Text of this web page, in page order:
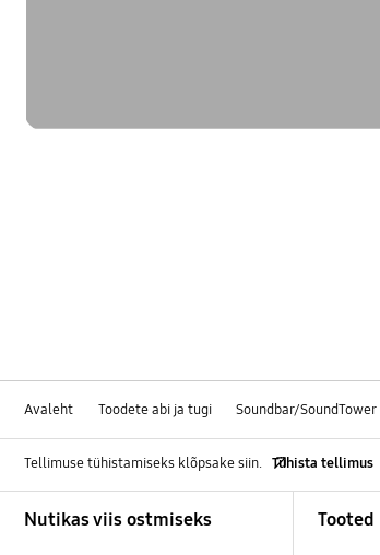
Avaleht Toodete abi ja tugi Soundbar/SoundTower
Tellimuse tühistamiseks klõpsake siin. Tühista tellimus
Nutikas viis ostmiseks Tooted